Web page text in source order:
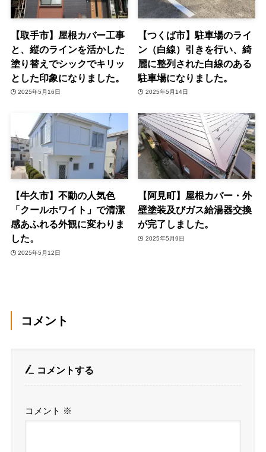
【取手市】屋根カバー工事
と、縦のラインを活かした
塗り替えでシックでキリッ
とした印象になりました。
2025年5月16日
【つくば市】駐車場のライ
ン（白線）引きを行い、綺
麗に整列された白線のある
駐車場になりました。
2025年5月14日
【牛久市】不動の人気色
「クールホワイト」で清潔
感あふれる外観に変わりま
した。
2025年5月12日
【阿見町】屋根カバー・外
壁塗装及びガス給湯器交換
が完了しました。
2025年5月9日
コメント
コメントする
コメント ※